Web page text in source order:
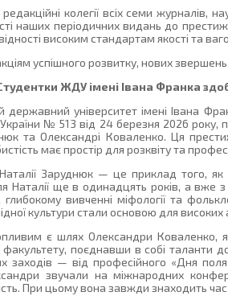
колегії всіх семи журналів,
наших періодичних видань до
високим стандартам якості та
успішного розвитку, нових
ЖДУ імені Івана Франка
університет імені Івана
України № 513 від 24 березня 2026
та Олександрі Коваленко. Ця
має простір для розквіту та
Наталії Заруднюк — це приклад
Наталії ще в одинадцять років, а вже
глибокому вивченні міфології та
культури стали основою для
є шлях Олександри Коваленко,
поєднавши в собі таланти
заходів — від професійного «Дня
звучали на міжнародних
При цьому вона завжди знаходить